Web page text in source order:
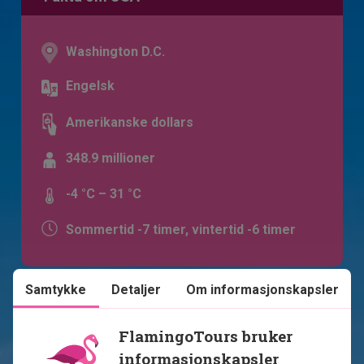
Washington D.C.
Engelsk
Amerikanske dollars
348.9 millioner
-4 °C – 31 °C
Sommertid -7 timer, vintertid -6 timer
Samtykke Detaljer Om informasjonskapsler
FlamingoTours bruker
informasjonskapsler